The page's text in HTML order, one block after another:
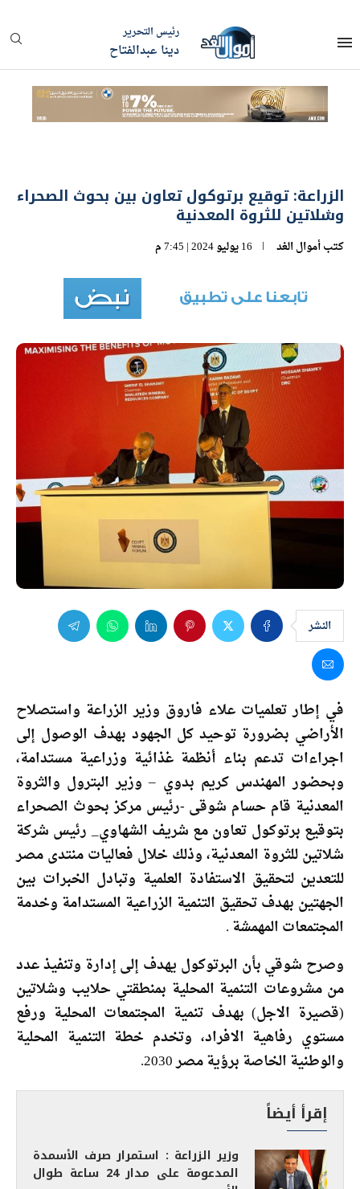
رئيس التحرير
دينا عبدالفتاح
الزراعة: توقيع برتوكول تعاون بين بحوث الصحراء
وشلاتين للثروة المعدنية
كتبأموال الغد 16 يوليو 2024 | 7:45 م
النشر
في إطار تعلميات علاء فاروق وزير الزراعة واستصلاح
الأراضي بضرورة توحيد كل الجهود بهدف الوصول إلى
اجراءات تدعم بناء أنظمة غذائية وزراعية مستدامة،
وبحضور المهندس كريم بدوي – وزير البترول والثروة
المعدنية قام حسام شوقى -رئيس مركز بحوث الصحراء
بتوقيع برتوكول تعاون مع شريف الشهاوي_ رئيس شركة
شلاتين للثروة المعدنية، وذلك خلال فعاليات منتدى مصر
للتعدين لتحقيق الاستفادة العلمية وتبادل الخبرات بين
الجهتين بهدف تحقيق التنمية الزراعية المستدامة وخدمة
المجتمعات المهمشة .
وصرح شوقي بأن البرتوكول يهدف إلى إدارة وتنفيذ عدد
من مشروعات التنمية المحلية بمنطقتي حلايب وشلاتين
(قصيرة الاجل) بهدف تنمية المجتمعات المحلية ورفع
مستوي رفاهية الافراد، وتخدم خطة التنمية المحلية
والوطنية الخاصة برؤية مصر 2030.
إقرأ أيضاً
وزير الزراعة : استمرار صرف الأسمدة
المدعومة على مدار 24 ساعة طوال